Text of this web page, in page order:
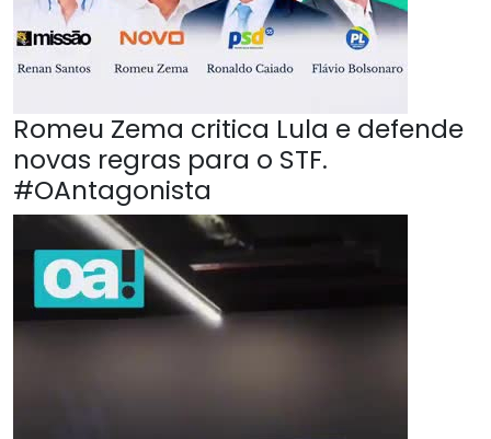
Romeu Zema critica Lula e defende
novas regras para o STF.
#OAntagonista